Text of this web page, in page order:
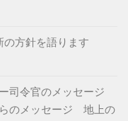
の方針を語ります
司令官のメッセージ
のメッセージ 地上の